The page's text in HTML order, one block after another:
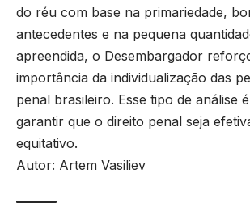
do réu com base na primariedade,
antecedentes e na pequena
apreendida, o Desembargador
importância da individualização das
penal brasileiro. Esse tipo de análise
garantir que o direito penal seja
equitativo.
Autor: Artem Vasiliev